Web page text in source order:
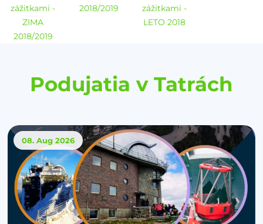
zážitkami -
ZIMA
2018/2019
2018/2019
zážitkami -
LETO 2018
Podujatia v Tatrách
08. Aug 2026